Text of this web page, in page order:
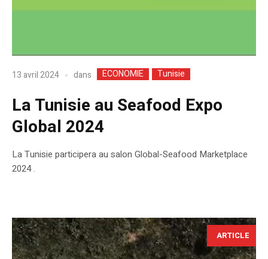
13 avril 2024 dans ECONOMIE Tunisie
La Tunisie au Seafood Expo
Global 2024
La Tunisie participera au salon Global-Seafood Marketplace
2024 .
ARTICLE